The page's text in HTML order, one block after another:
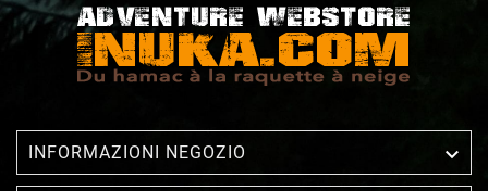
INFORMAZIONI NEGOZIO 